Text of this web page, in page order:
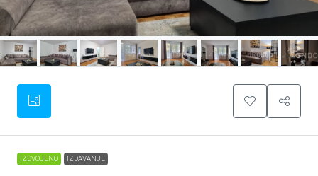
IZDVOJENO IZDAVANJE